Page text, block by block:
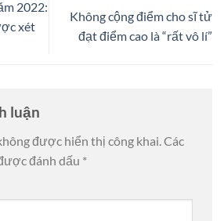
2022:
xét
Không cộng điểm cho sĩ tử
đạt điểm cao là “rất vô lí”
luận
được hiển thị công khai.Các
đánh dấu *